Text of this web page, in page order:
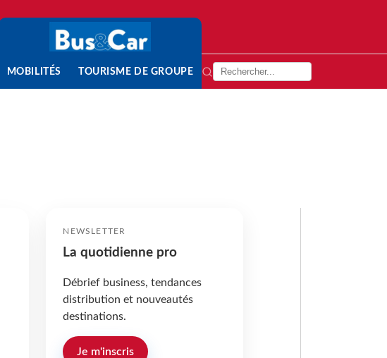
MOBILITÉS TOURISME DE GROUPE
NEWSLETTER
La quotidienne pro
Débrief business, tendances
distribution et nouveautés
destinations.
Je m'inscris